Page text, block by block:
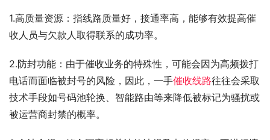
1.高质量资源：指线路质量好，接通率高，能够有效提高催
收人员与欠款人取得联系的成功率。
2.防封功能：由于催收业务的特殊性，可能会因为高频拨打
电话而面临被封号的风险，因此，一手催收线路往往会采取
技术手段如号码池轮换、智能路由等来降低被标记为骚扰或
被运营商封禁的概率。